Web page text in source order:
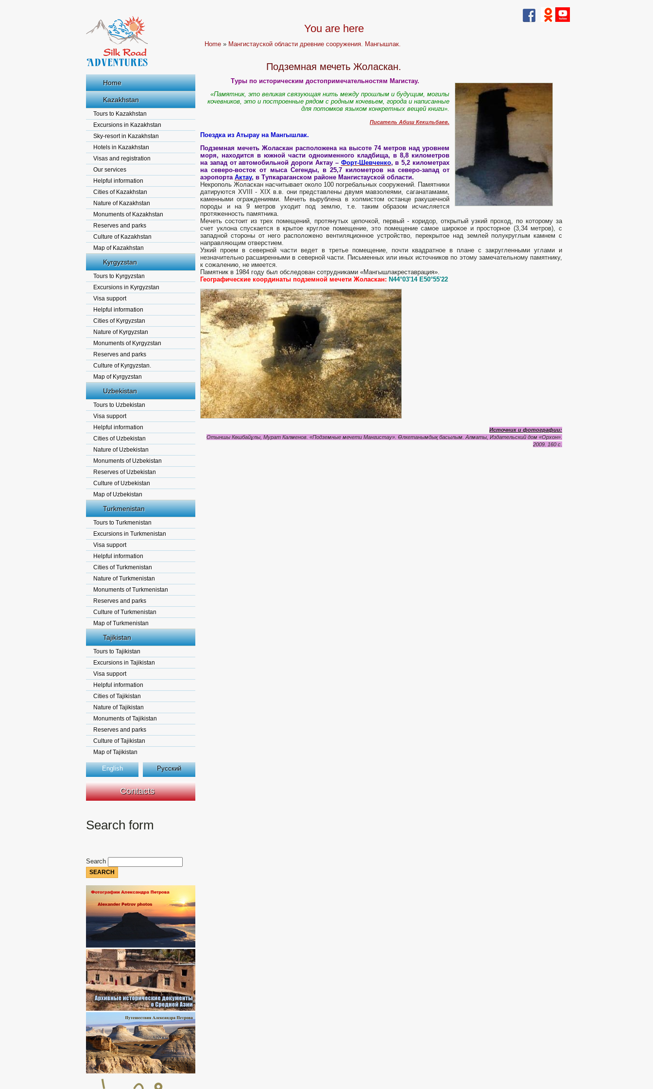
Home
Kazakhstan
Tours to Kazakhstan
Excursions in Kazakhstan
Sky-resort in Kazakhstan
Hotels in Kazakhstan
Visas and registration
Our services
Helpful information
Cities of Kazakhstan
Nature of Kazakhstan
Monuments of Kazakhstan
Reserves and parks
Culture of Kazakhstan
Map of Kazakhstan
Kyrgyzstan
Tours to Kyrgyzstan
Excursions in Kyrgyzstan
Visa support
Helpful information
Cities of Kyrgyzstan
Nature of Kyrgyzstan
Monuments of Kyrgyzstan
Reserves and parks
Culture of Kyrgyzstan.
Map of Kyrgyzstan
Uzbekistan
Tours to Uzbekistan
Visa support
Helpful information
Cities of Uzbekistan
Nature of Uzbekistan
Monuments of Uzbekistan
Reserves of Uzbekistan
Culture of Uzbekistan
Map of Uzbekistan
Turkmenistan
Tours to Turkmenistan
Excursions in Turkmenistan
Visa support
Helpful information
Cities of Turkmenistan
Nature of Turkmenistan
Monuments of Turkmenistan
Reserves and parks
Culture of Turkmenistan
Map of Turkmenistan
Tajikistan
Tours to Tajikistan
Excursions in Tajikistan
Visa support
Helpful information
Cities of Tajikistan
Nature of Tajikistan
Monuments of Tajikistan
Reserves and parks
Culture of Tajikistan
Map of Tajikistan
English Русский
Contacts
Search form
Search
You are here
Home » Мангистауской области древние сооружения. Мангышлак.
Подземная мечеть Жоласкан.
Туры по историческим достопримечательностям Магистау.
«Памятник, это великая связующая нить между прошлым и будущим, могилы
кочевников, это и построенные рядом с родным кочевьем, города и написанные
для потомков языком конкретных вещей книги».
Писатель Абиш Кекильбаев.
Поездка из Атырау на Мангышлак.
Подземная мечеть Жоласкан расположена на высоте 74 метров над уровнем
моря, находится в южной части одноименного кладбища, в 8,8 километров
на запад от автомобильной дороги Актау – Форт-Шевченко, в 5,2 километрах
на северо-восток от мыса Сегенды, в 25,7 километров на северо-запад от
аэропорта Актау, в Тупкараганском районе Мангистауской области.
Некрополь Жоласкан насчитывает около 100 погребальных сооружений. Памятники
датируются XVIII - XIX в.в. они представлены двумя мавзолеями, саганатамами,
каменными ограждениями. Мечеть вырублена в холмистом останце ракушечной
породы и на 9 метров уходит под землю, т.е. таким образом исчисляется
протяженность памятника.
Мечеть состоит из трех помещений, протянутых цепочкой, первый - коридор, открытый узкий проход, по которому за
счет уклона спускается в крытое круглое помещение, это помещение самое широкое и просторное (3,34 метров), с
западной стороны от него расположено вентиляционное устройство, перекрытое над землей полукруглым камнем с
направляющим отверстием.
Узкий проем в северной части ведет в третье помещение, почти квадратное в плане с закругленными углами и
незначительно расширенными в северной части. Письменных или иных источников по этому замечательному памятнику,
к сожалению, не имеется.
Памятник в 1984 году был обследован сотрудниками «Мангышлакреставрация».
Географические координаты подземной мечети Жоласкан: N44°03'14 E50°55'22
Источник и фотографии:
Отыншы Көшбайұлы, Мурат Калменов. «Подземные мечети Мангистау». Өлкетанымдық басылым. Алматы, Издательский дом «Орхон».
2009. 160 с.